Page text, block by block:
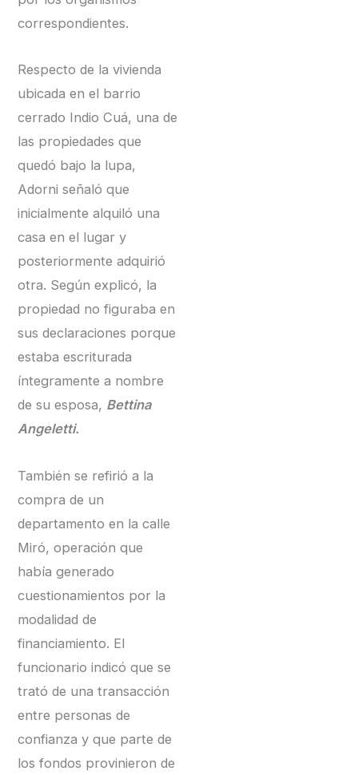
correspondientes.
Respecto de la vivienda
ubicada en el barrio
cerrado Indio Cuá, una de
las propiedades que
quedó bajo la lupa,
Adorni señaló que
inicialmente alquiló una
casa en el lugar y
posteriormente adquirió
otra. Según explicó, la
propiedad no figuraba en
sus declaraciones porque
estaba escriturada
íntegramente a nombre
de su esposa, Bettina
Angeletti.
También se refirió a la
compra de un
departamento en la calle
Miró, operación que
había generado
cuestionamientos por la
modalidad de
financiamiento. El
funcionario indicó que se
trató de una transacción
entre personas de
confianza y que parte de
los fondos provinieron de